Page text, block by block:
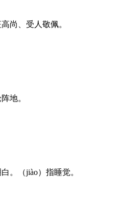
尚、受人敬佩。
地。
。（jiào）指睡觉。